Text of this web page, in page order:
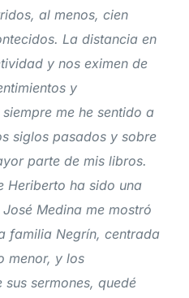
al menos, cien
La distancia en
y nos eximen de
y
me he sentido a
siglos pasados y sobre
parte de mis libros.
Heriberto ha sido una
Medina me mostró
familia Negrín, centrada
menor, y los
sermones, quedé